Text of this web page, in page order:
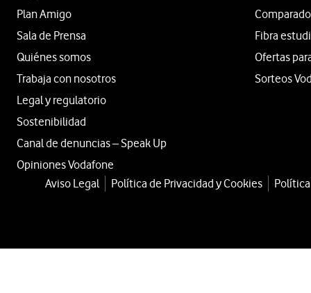
Plan Amigo
Sala de Prensa
Quiénes somos
Trabaja con nosotros
Legal y regulatorio
Sostenibilidad
Canal de denuncias – Speak Up
Opiniones Vodafone
Fibra
Ofertas
Sorteos
Aviso Legal Política de Privacidad y Cookies